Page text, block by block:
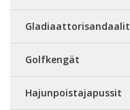
Gladiaattorisandaalit
Golfkengät
Hajunpoistajapussit